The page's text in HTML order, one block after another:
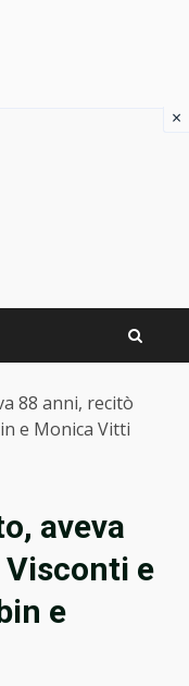
88 anni, recitò
e Monica Vitti
aveva
e
e
×